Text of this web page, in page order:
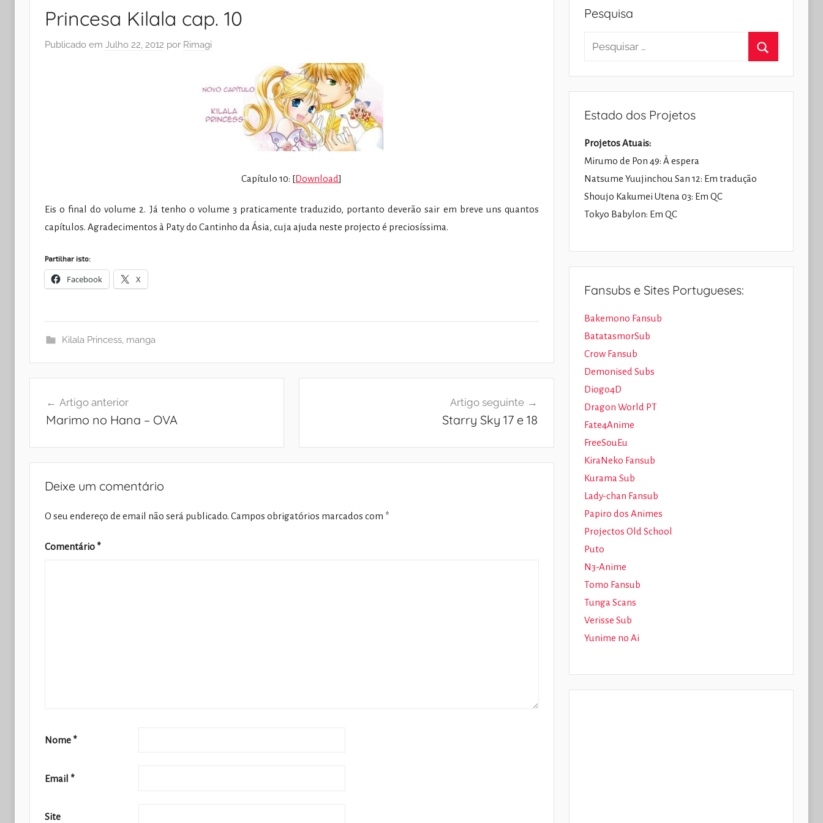
Princesa Kilala cap. 10
Publicado em Julho 22, 2012 por Rimagi
Capítulo 10: [Download]
Eis o final do volume 2. Já tenho o volume 3 praticamente traduzido, portanto deverão sair em breve uns quantos
capítulos. Agradecimentos à Paty do Cantinho da Ásia, cuja ajuda neste projecto é preciosíssima.
Partilhar isto:
Facebook X
Kilala Princess, manga
Artigo anterior
Marimo no Hana – OVA
Artigo seguinte
Starry Sky 17 e 18
Deixe um comentário
O seu endereço de email não será publicado. Campos obrigatórios marcados com *
Comentário *
Nome *
Email *
Site
Pesquisa
Pesquisar
Estado dos Projetos
Projetos Atuais:
Mirumo de Pon 49: À espera
Natsume Yuujinchou San 12: Em tradução
Shoujo Kakumei Utena 03: Em QC
Tokyo Babylon: Em QC
Fansubs e Sites Portugueses:
Bakemono Fansub
BatatasmorSub
Crow Fansub
Demonised Subs
Diogo4D
Dragon World PT
Fate4Anime
FreeSouEu
KiraNeko Fansub
Kurama Sub
Lady-chan Fansub
Papiro dos Animes
Projectos Old School
Puto
N3-Anime
Tomo Fansub
Tunga Scans
Verisse Sub
Yunime no Ai